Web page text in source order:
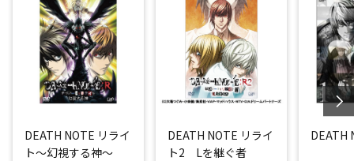
DEATH NOTE リライ
ト～幻視する神～
DEATH NOTE リライ
ト2 Lを継ぐ者
DEATH